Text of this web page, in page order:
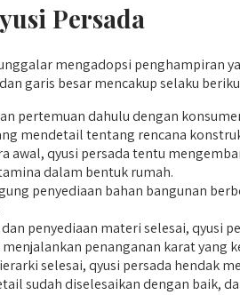
Persada
mengadopsi
garis besar mencakup selaku
pertemuan dahulu dengan
mendetail tentang rencana
awal, qyusi persada tentu
dalam bentuk rumah.
penyediaan bahan bangunan
penyediaan materi selesai, qyusi
penanganan karat yang
selesai, qyusi persada hendak
sudah diselesaikan dengan baik,